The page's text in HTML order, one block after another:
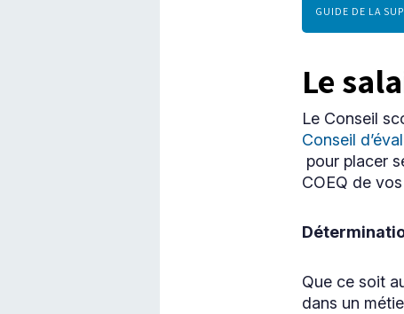
GUIDE DE LA
CE
LIEN
UNE
NOUVELLE
FENÊTRE
Le
Le Conseil
Conseil
Ce
lien
s'ouvrira
dans
nouvelle
fenêtre
pour placer
COEQ de
Que ce soit
dans un